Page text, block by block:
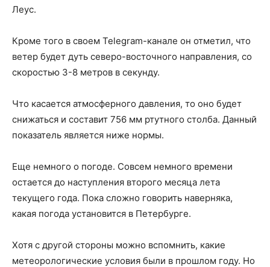
Леус.
Кроме того в своем Telegram-канале он отметил, что
ветер будет дуть северо-восточного направления, со
скоростью 3-8 метров в секунду.
Что касается атмосферного давления, то оно будет
снижаться и составит 756 мм ртутного столба. Данный
показатель является ниже нормы.
Еще немного о погоде. Совсем немного времени
остается до наступления второго месяца лета
текущего года. Пока сложно говорить наверняка,
какая погода установится в Петербурге.
Хотя с другой стороны можно вспомнить, какие
метеорологические условия были в прошлом году. Но